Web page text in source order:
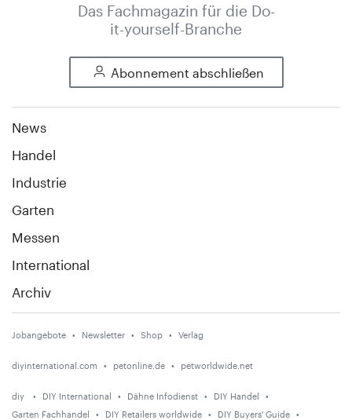
Das Fachmagazin für die Do-
it-yourself-Branche
Abonnement abschließen
News
Handel
Industrie
Garten
Messen
International
Archiv
Jobangebote Newsletter Shop Verlag
diyinternational.com petonline.de petworldwide.net
diy DIY International Dähne Infodienst
DIY Handel
Garten Fachhandel
DIY Retailers worldwide DIY Buyers' Guide